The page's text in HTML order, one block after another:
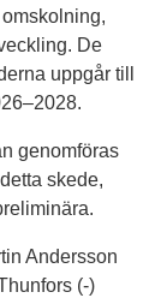
De
uppgår till
genomföras
skede,
Andersson
(-)